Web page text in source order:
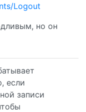
Logout
но он
если
записи